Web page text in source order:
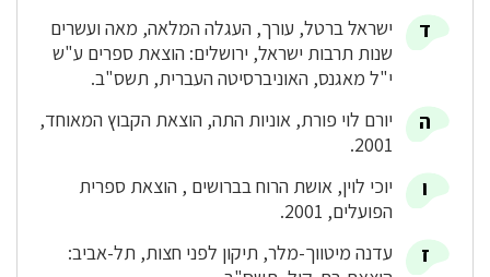
ישראל ברטל, עורך, העגלה המלאה, מאה ועשרים
שנות תרבות ישראל, ירושלים: הוצאת ספרים ע"ש
י"ל מאגנס, האוניברסיטה העברית, תשס"ב.
יורם לוי פורת, אוניות התה, הוצאת הקבוץ המאוחד,
2001.
יוכי לוין, אושת הרוח בברושים , הוצאת ספרית
הפועלים, 2001.
עדנה מיטווך-מלר, תיקון לפני חצות, תל-אביב: